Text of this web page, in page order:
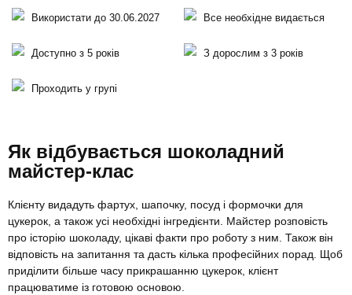
Використати до 30.06.2027 Все необхідне видається
Доступно з 5 років З дорослим з 3 років
Проходить у групі
Як відбувається шоколадний
майстер-клас
Клієнту видадуть фартух, шапочку, посуд і формочки для
цукерок, а також усі необхідні інгредієнти. Майстер розповість
про історію шоколаду, цікаві факти про роботу з ним. Також він
відповість на запитання та дасть кілька професійних порад. Щоб
приділити більше часу прикрашанню цукерок, клієнт
працюватиме із готовою основою.